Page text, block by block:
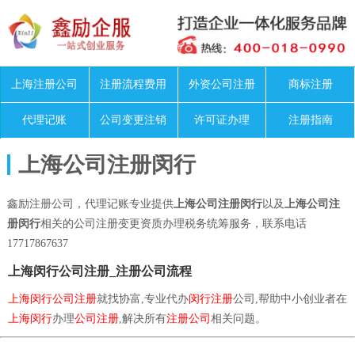
上海注册公司 注册流程费用 外资公司注册 商标注册
代理记账 公司变更注销 许可证办理 注册指南
上海公司注册闵行
鑫励注册公司，代理记账专业提供上海公司注册闵行以及
上海公司注
册闵行相关的公司注册变更资质办理税务统筹服务，联系电话
17717867637
上海闵行公司注册_注册公司流程
上海闵行公司注册就找协富,专业代办闵行注册公司,帮助中小创业者在
上海闵行办理公司注册 ,解决所有注册公司 相关问题。